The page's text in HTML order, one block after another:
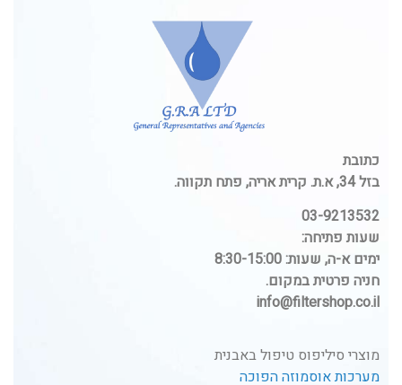
כתובת
בזל 34, א.ת. קרית אריה, פתח תקווה.
03-9213532
שעות פתיחה:
ימים א-ה, שעות: 8:30-15:00
חניה פרטית במקום.
info@filtershop.co.il
מוצרי סיליפוס טיפול באבנית
מערכות אוסמוזה הפוכה